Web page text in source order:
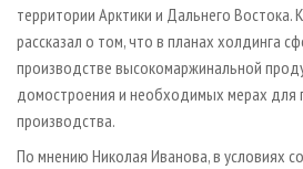
ИНСТРУМЕНТ И МАТЕРИАЛЫ
БИБЛИОТЕКА СПЕЦИАЛИСТА
территории Арктики и Дальнего Востока.
рассказал о том, что в планах холдинга
производстве высокомаржинальной
домостроения и необходимых мерах для
производства.
По мнению Николая Иванова, в условиях